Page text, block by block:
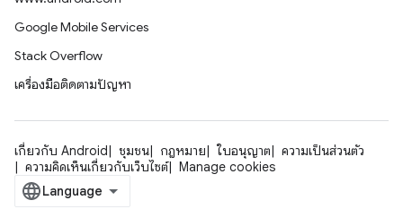
Google Mobile Services
Stack Overflow
เครื่องมือติดตามปัญหา
เกี่ยวกับ Android ชุมชน กฎหมาย ใบอนุญาต
ความเป็นส่วนตัว
ความคิดเห็นเกี่ยวกับเว็บไซต์
Manage cookies